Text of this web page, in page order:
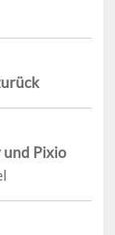
und Pixio